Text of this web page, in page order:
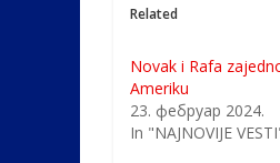
Related
Novak i Rafa
Ameriku
23. фебруар 2024.
In "NAJNOVIJE